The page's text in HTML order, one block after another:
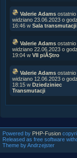
Valerie Adams ostatnio
widziano 23.06.2023 o
16:46 w Sala transmutacji
Valerie Adams ostatnio
widziano 22.06.2023 o
19:04 w VII piĂŞtro
Valerie Adams ostatnio
widziano 12.06.2023 o
18:15 w Dziedziniec
Transmutacji
Powered by PHP-Fusion
Released as free software
Theme by Andrzejster